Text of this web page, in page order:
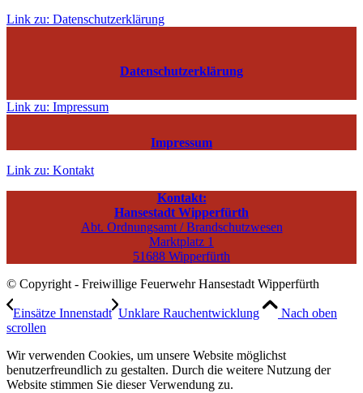
Link zu: Datenschutzerklärung
Datenschutzerklärung
Link zu: Impressum
Impressum
Link zu: Kontakt
Kontakt:
Hansestadt Wipperfürth
Abt. Ordnungsamt / Brandschutzwesen
Marktplatz 1
51688 Wipperfürth
© Copyright - Freiwillige Feuerwehr Hansestadt Wipperfürth
Einsätze Innenstadt Unklare Rauchentwicklung
Nach oben
scrollen
Wir verwenden Cookies, um unsere Website möglichst
benutzerfreundlich zu gestalten. Durch die weitere Nutzung der
Website stimmen Sie dieser Verwendung zu.